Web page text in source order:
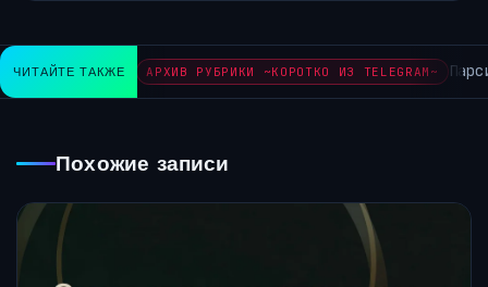
ЧИТАЙТЕ ТАКЖЕ АРХИВ РУБРИКИ ~КОРОТКО ИЗ TELEGRAM~
Похожие записи